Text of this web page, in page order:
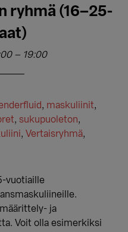
ryhmä (16–25-
– 19:00
, maskuliinit,
, sukupuoleton,
,Vertaisryhmä,
vuotiaille
ja
Voit olla esimerkiksi